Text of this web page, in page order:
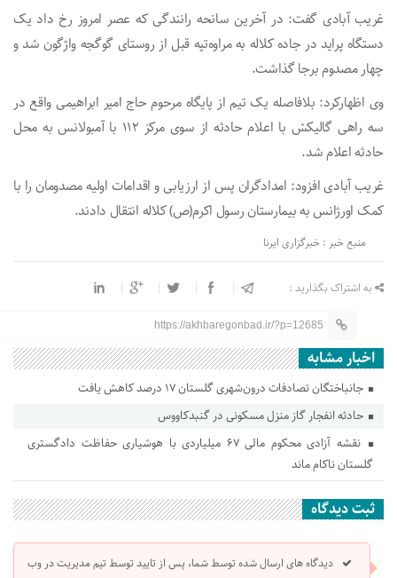
غریب آبادی گفت: در آخرین سانحه رانندگی که عصر امروز رخ داد یک
دستگاه پراید در جاده کلاله به مراوه‌تپه قبل از روستای گوگجه واژگون شد و
چهار مصدوم برجا گذاشت.
وی اظهارکرد: بلافاصله یک تیم از پایگاه مرحوم حاج امیر ابراهیمی واقع در
سه راهی گالیکش با اعلام حادثه از سوی مرکز ۱۱۲‌ با آمبولانس به محل
حادثه اعلام شد.
غریب آبادی افزود: امدادگران پس از ارزیابی و اقدامات اولیه مصدومان را با
کمک اورژانس به بیمارستان رسول اکرم(ص) کلاله انتقال دادند.
منبع خبر : خبرگزاری ایرنا
به اشتراک بگذارید :
https://akhbaregonbad.ir/?p=12685
اخبار مشابه
جانباختگان تصادفات درون‌شهری گلستان ۱۷ درصد کاهش یافت
حادثه انفجار گاز منزل مسکونی در گنبدکاووس
نقشه آزادی محکوم مالی ۶۷ میلیاردی با هوشیاری حفاظت دادگستری
گلستان ناکام ماند
ثبت دیدگاه
دیدگاه های ارسال شده توسط شما، پس از تایید توسط تیم مدیریت در وب